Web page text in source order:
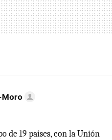
Moro
de 19 países, con la Unión